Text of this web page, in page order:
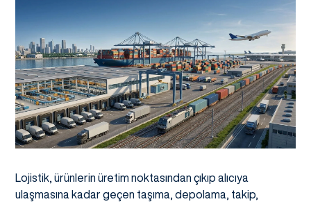
Lojistik, ürünlerin üretim noktasından çıkıp alıcıya
ulaşmasına kadar geçen taşıma, depolama, takip,